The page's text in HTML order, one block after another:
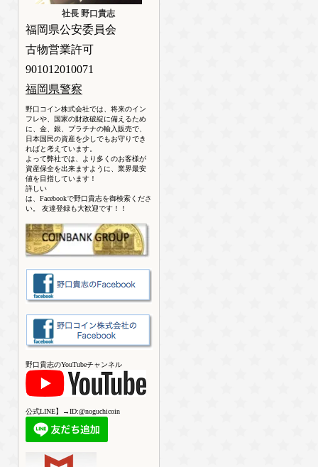
社長 野口貴志
福岡県公安委員会
古物営業許可
901012010071
福岡県警察
野口コイン株式会社では、将来のイン
フレや、国家の財政破綻に備えるため
に、金、銀、プラチナの輸入販売で、
日本国民の資産を少しでもお守りでき
ればと考えています。
よって弊社では、より多くのお客様が
資産保全を出来ますように、業界最安
値を目指しています！
詳しい
は、Facebookで野口貴志を御検索くださ
い。 友達登録も大歓迎です！！
野口貴志のYouTubeチャンネル
公式LINE】→ID:@noguchicoin